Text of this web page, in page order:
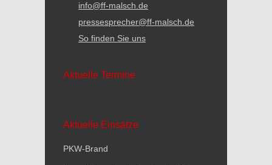
info@ff-malsch.de
pressesprecher@ff-malsch.de
So finden Sie uns
Aktuelle Termine
Aktuelle Einsätze
PKW-Brand